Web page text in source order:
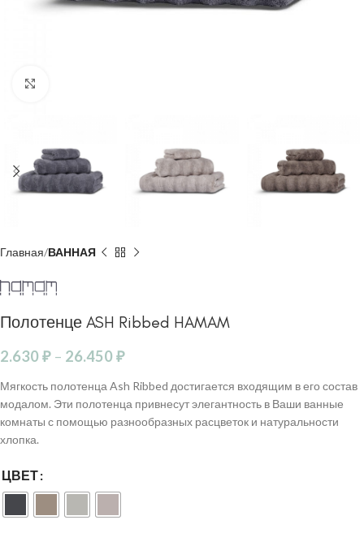
Главная ВАННАЯ
Полотенце ASH Ribbed HAMAM
2.630₽ – 26.450₽
Мягкость полотенца Ash Ribbed достигается входящим в его состав
модалом. Эти полотенца привнесут элегантность в Ваши ванные
комнаты с помощью разнообразных расцветок и натуральности
хлопка.
ЦВЕТ